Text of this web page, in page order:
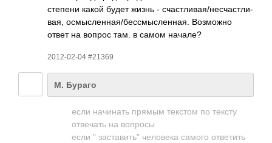
степени какой будет жизнь - счас­тлив­ая/н­есча­стли­
вая, осмы­слен­ная/­бесс­мысл­енная. Возм­ожно
ответ на вопрос там. в самом начале?
2012-02-04 #21369
М. Бураго
если начи­нать прямым текстом по тексту
отве­чать на вопросы
если " заставить" чело­века самого отве­тить